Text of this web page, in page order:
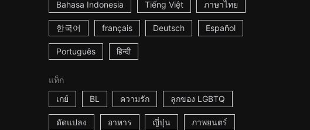
Bahasa Indonesia Tiếng Việt ภาษาไทย
한국어 français Deutsch Español
Português हिन्दी
แท็ก
เกย์
BL ความรัก ลูกของ LGBTQ
ดัดแปลง อาหาร ญี่ปุ่น ภาพยนตร์